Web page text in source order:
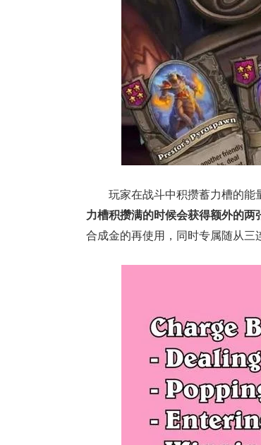
玩家在战斗中积攒蓄力槽的能
力槽积攒满的时候会获得额外的两
合成金的再使用，同时专属随从三
正
什
的